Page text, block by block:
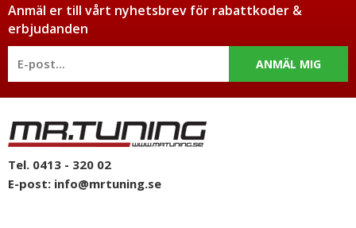
Anmäl er till vårt nyhetsbrev för rabattkoder &
erbjudanden
ANMÄL MIG
Tel. 0413 - 320 02
E-post: info@mrtuning.se